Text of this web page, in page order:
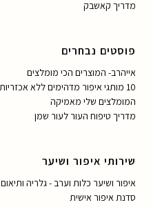
מדריך קאשבק
פוסטים נבחרים
אייהרב- המוצרים הכי מומלצים
10 מותגי איפור מדהימים ללא אכזריות
המומלצים שלי מאמיקה
מדריך טיפוח העור לעור שמן
שירותי איפור ושיער
איפור ושיער כלות וערב - גלריה ותיאום
סדנת איפור אישית